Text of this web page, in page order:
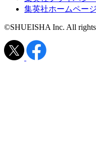
集英社ホームページ
©SHUEISHA Inc. All rights